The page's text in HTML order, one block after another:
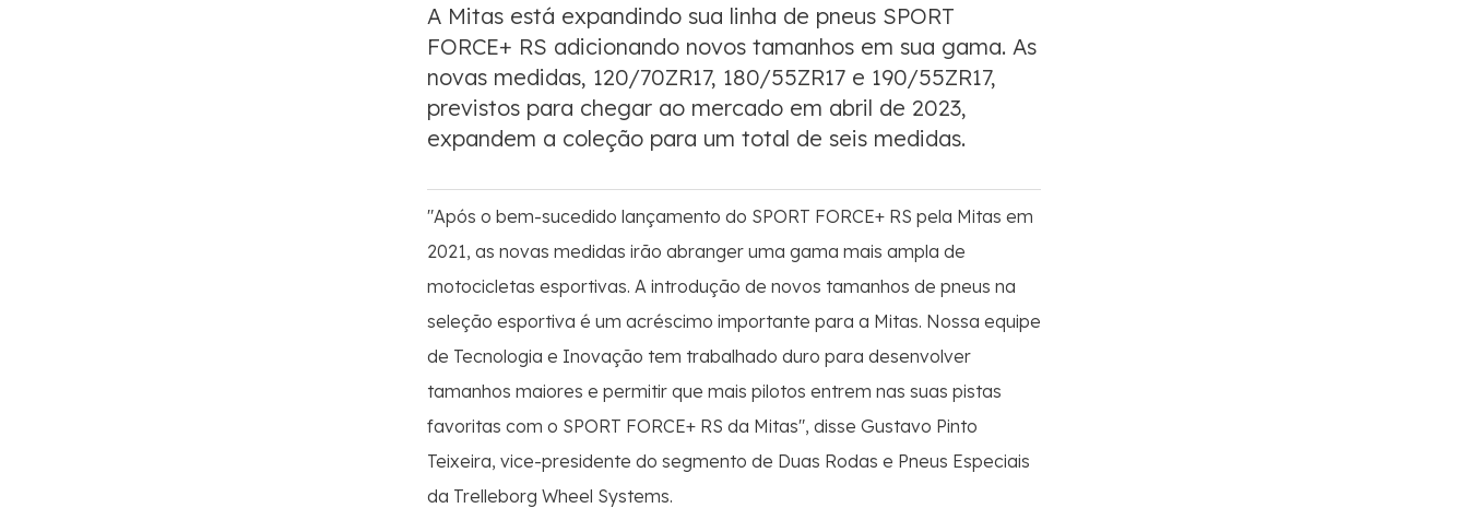
A Mitas está expandindo sua linha de pneus SPORT
FORCE+ RS adicionando novos tamanhos em sua gama. As
novas medidas, 120/70ZR17, 180/55ZR17 e 190/55ZR17,
previstos para chegar ao mercado em abril de 2023,
expandem a coleção para um total de seis medidas.
"Após o bem-sucedido lançamento do SPORT FORCE+ RS pela Mitas em
2021, as novas medidas irão abranger uma gama mais ampla de
motocicletas esportivas. A introdução de novos tamanhos de pneus na
seleção esportiva é um acréscimo importante para a Mitas. Nossa equipe
de Tecnologia e Inovação tem trabalhado duro para desenvolver
tamanhos maiores e permitir que mais pilotos entrem nas suas pistas
favoritas com o SPORT FORCE+ RS da Mitas", disse Gustavo Pinto
Teixeira, vice-presidente do segmento de Duas Rodas e Pneus Especiais
da Trelleborg Wheel Systems.